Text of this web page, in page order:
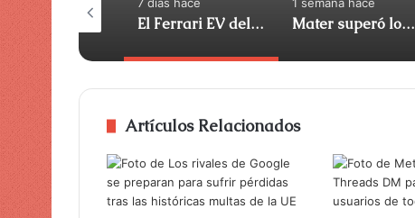
Agon recauda 30 millones de dólares para construir el campo de batalla sintético europeo para la IA de defensa El Ferrari EV del que todo el mundo se burlaba se ha agotado silenciosamente Mater superó los ingresos, pero el flujo de caja libre cayó un 91%
Artículos Relacionados